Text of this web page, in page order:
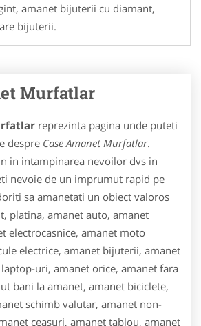
amanet bijuterii cu diamant,
bijuterii.
Murfatlar
reprezinta pagina unde puteti
despre Case Amanet Murfatlar.
in intampinarea nevoilor dvs in
nevoie de un imprumut rapid pe
sa amanetati un obiect valoros
platina, amanet auto, amanet
electrocasnice, amanet moto
electrice, amanet bijuterii, amanet
uri, amanet orice, amanet fara
bani la amanet, amanet biciclete,
schimb valutar, amanet non-
ceasuri, amanet tablou, amanet